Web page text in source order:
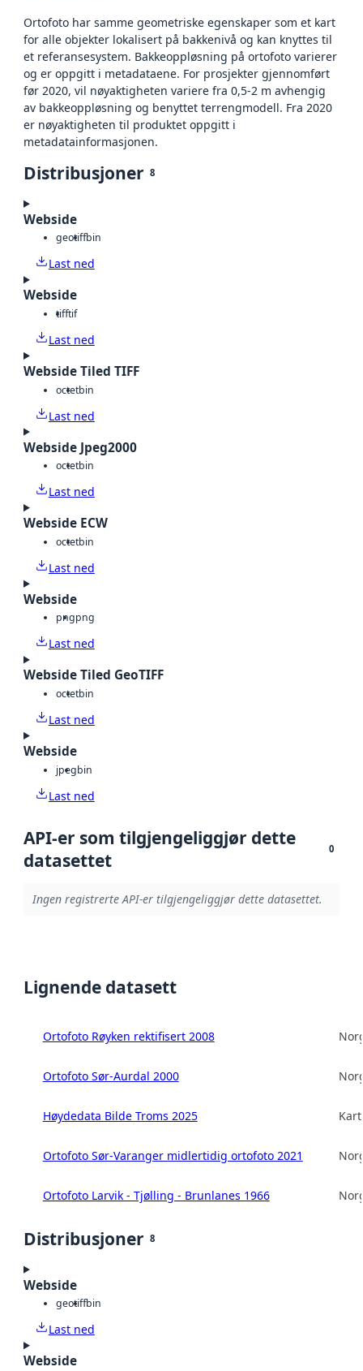
Ortofoto har samme geometriske egenskaper som et kart
for alle objekter lokalisert på bakkenivå og kan knyttes til
et referansesystem. Bakkeoppløsning på ortofoto varierer
og er oppgitt i metadataene. For prosjekter gjennomført
før 2020, vil nøyaktigheten variere fra 0,5-2 m avhengig
av bakkeoppløsning og benyttet terrengmodell. Fra 2020
er nøyaktigheten til produktet oppgitt i
metadatainformasjonen.
Distribusjoner 8
Webside
geotiffbin
Last ned
Webside
tifftif
Last ned
Webside Tiled TIFF
octetbin
Last ned
Webside Jpeg2000
octetbin
Last ned
Webside ECW
octetbin
Last ned
Webside
pngpng
Last ned
Webside Tiled GeoTIFF
octetbin
Last ned
Webside
jpegbin
Last ned
API-er som tilgjengeliggjør dette
datasettet
0
Ingen registrerte API-er tilgjengeliggjør dette datasettet.
Lignende datasett
Ortofoto Røyken rektifisert 2008
Ortofoto Sør-Aurdal 2000
Høydedata Bilde Troms 2025
Ortofoto Sør-Varanger midlertidig ortofoto 2021
Ortofoto Larvik - Tjølling - Brunlanes 1966
Distribusjoner 8
Webside
geotiffbin
Last ned
Webside